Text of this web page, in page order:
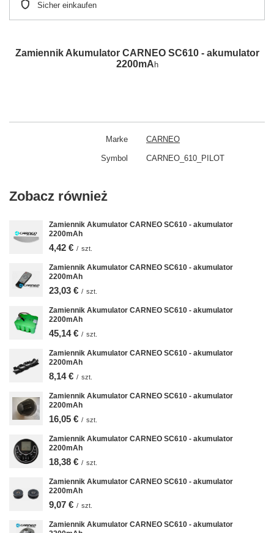
Sicher einkaufen
Zamiennik Akumulator CARNEO SC610 - akumulator
2200mA h
Marke CARNEO
Symbol CARNEO_610_PILOT
Zobacz również
Zamiennik Akumulator CARNEO SC610 - akumulator
2200mAh
4,42 € / szt.
Zamiennik Akumulator CARNEO SC610 - akumulator
2200mAh
23,03 € / szt.
Zamiennik Akumulator CARNEO SC610 - akumulator
2200mAh
45,14 € / szt.
Zamiennik Akumulator CARNEO SC610 - akumulator
2200mAh
8,14 € / szt.
Zamiennik Akumulator CARNEO SC610 - akumulator
2200mAh
16,05 € / szt.
Zamiennik Akumulator CARNEO SC610 - akumulator
2200mAh
18,38 € / szt.
Zamiennik Akumulator CARNEO SC610 - akumulator
2200mAh
9,07 € / szt.
Zamiennik Akumulator CARNEO SC610 - akumulator